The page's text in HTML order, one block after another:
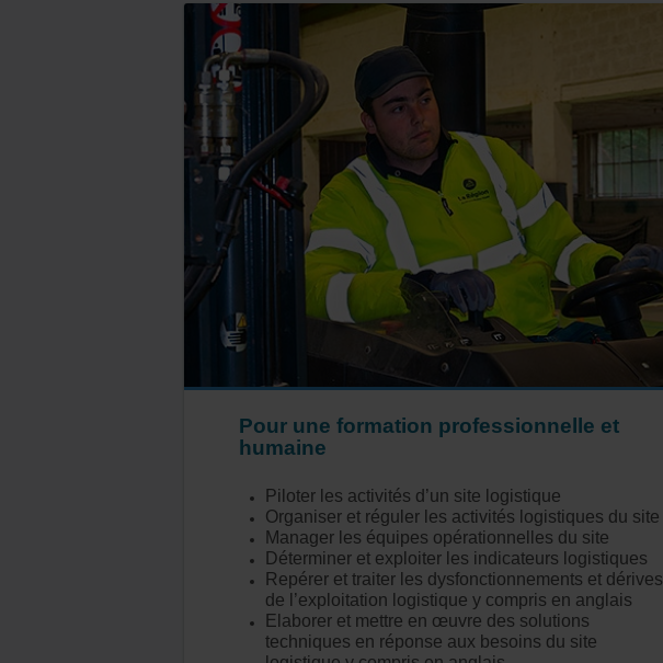
Pour une formation professionnelle et
humaine
Piloter les activités d’un site logistique
Organiser et réguler les activités logistiques du site
Manager les équipes opérationnelles du site
Déterminer et exploiter les indicateurs logistiques
Repérer et traiter les dysfonctionnements et dérives
de l’exploitation logistique y compris en anglais
Elaborer et mettre en œuvre des solutions
techniques en réponse aux besoins du site